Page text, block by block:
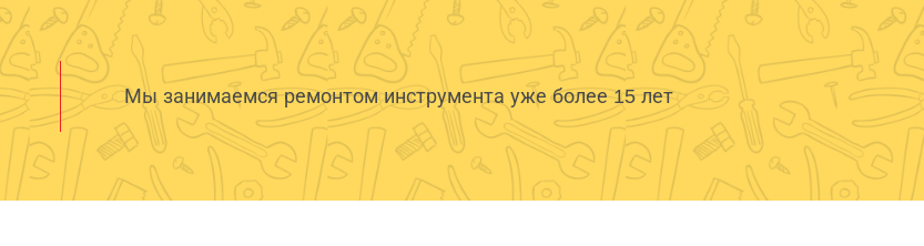
Мы занимаемся ремонтом инструмента уже более 15 лет